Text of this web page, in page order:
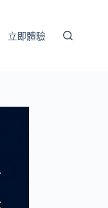
立即體驗